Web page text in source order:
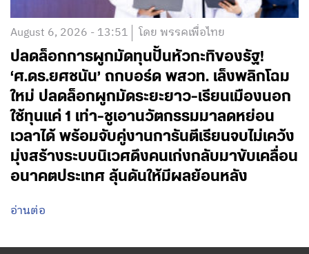
August 6, 2026 - 13:51 โดย พรรคเพื่อไทย
ปลดล็อกการผูกมัดทุนปั้นหัวกะทิของรัฐ!
‘ศ.ดร.ยศชนัน’ ถกบอร์ด พสวท. เล็งพลิกโฉม
ใหม่ ปลดล็อกผูกมัดระยะยาว-เรียนเมืองนอก
ใช้ทุนแค่ 1 เท่า-ชูเอานวัตกรรมมาลดหย่อน
เวลาได้ พร้อมจับคู่งานการันตีเรียนจบไม่เคว้ง
มุ่งสร้างระบบนิเวศดึงคนเก่งกลับมาขับเคลื่อน
อนาคตประเทศ ลุ้นดันให้มีผลย้อนหลัง
อ่านต่อ